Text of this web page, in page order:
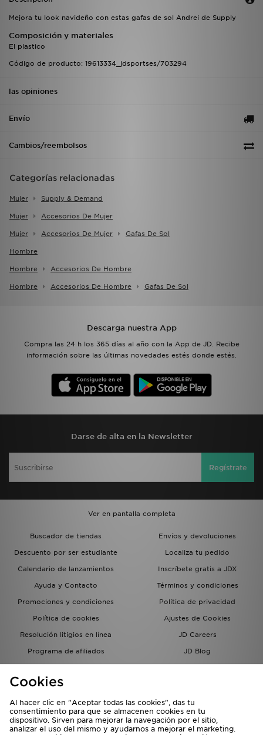
Mejora tu look navideño con estas gafas de sol Andrei de Supply
Composición y materiales
El plastico
Código de producto: 19613334_jdsportses/703294
las opiniones
Envío
Cambios/reembolsos
Categorías relacionadas
Mujer Supply & Demand
Mujer Accesorios De Mujer
Mujer Accesorios De Mujer Gafas De Sol
Hombre
Hombre Accesorios De Hombre
Hombre Accesorios De Hombre Gafas De Sol
Descarga nuestra App
Compra las 24 h los 365 días al año con la App de JD. Recibe
información sobre las últimas novedades estés donde estés.
Darse de alta en la Newsletter
Regístrate
Ver en pantalla completa
Buscador de tiendas
Envíos y devoluciones
Descuento por ser estudiante
Localiza tu pedido
Calendario de lanzamientos
Inscríbete gratis a JDX
Ayuda y Contacto
Términos y condiciones
Promociones y condiciones
Política de privacidad
Política de cookies
Ajustes de Cookies
Resolución litigios en línea
JD Careers
Programa de afiliados
JD Blog
del grupo JD - Whistleblowing
Cookies
Al hacer clic en "Aceptar todas las cookies", das tu
consentimiento para que se almacenen cookies en tu
dispositivo. Sirven para mejorar la navegación por el sitio,
analizar el uso del mismo y ayudarnos a mejorar el marketing.